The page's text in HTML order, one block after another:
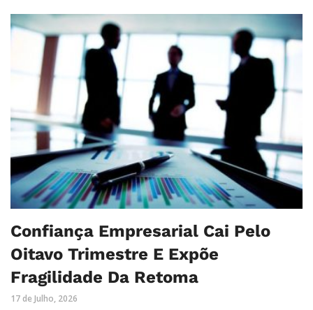
Confiança Empresarial Cai Pelo
Oitavo Trimestre E Expõe
Fragilidade Da Retoma
17 de Julho, 2026